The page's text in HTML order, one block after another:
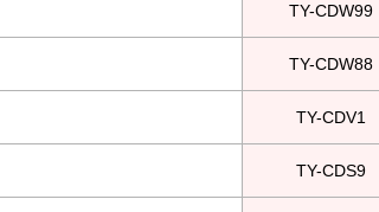
TY-CDW99
TY-CDW88
TY-CDV1
TY-CDS9